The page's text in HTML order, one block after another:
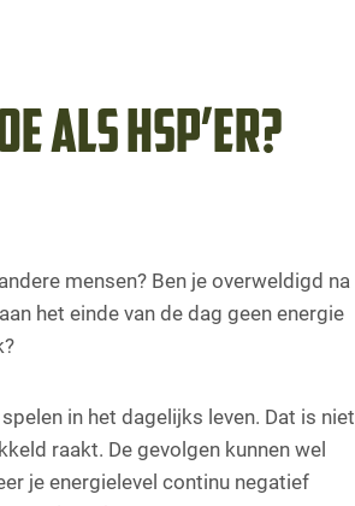
als HSP’er?
mensen? Ben je overweldigd na
het einde van de dag geen energie
spelen in het dagelijks leven. Dat is niet
raakt. De gevolgen kunnen wel
je energielevel continu negatief